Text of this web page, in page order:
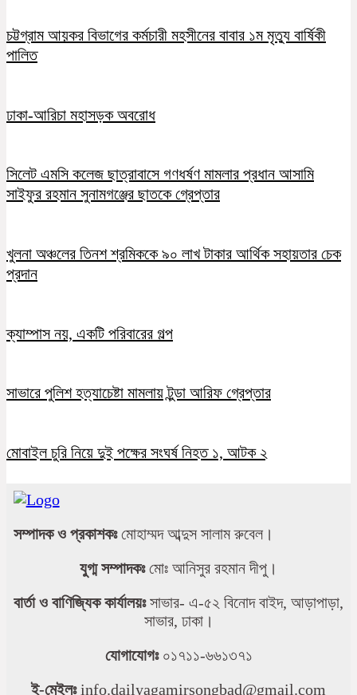
চট্টগ্রাম আয়কর বিভাগের কর্মচারী মহসীনের বাবার ১ম মৃত্যু বার্ষিকী
পালিত
ঢাকা-আরিচা মহাসড়ক অবরোধ
সিলেট এমসি কলেজ ছাত্রাবাসে গণধর্ষণ মামলার প্রধান আসামি
সাইফুর রহমান সুনামগঞ্জের ছাতকে গ্রেপ্তার
খুলনা অঞ্চলের তিনশ শ্রমিককে ৯০ লাখ টাকার আর্থিক সহায়তার চেক
প্রদান
ক্যাম্পাস নয়, একটি পরিবারের গল্প
সাভারে পুলিশ হত্যাচেষ্টা মামলায় টুন্ডা আরিফ গ্রেপ্তার
মোবাইল চুরি নিয়ে দুই পক্ষের সংঘর্ষ নিহত ১, আটক ২
সম্পাদক ও প্রকাশকঃমোহাম্মদ আব্দুস সালাম রুবেল।
যুগ্ম সম্পাদকঃমোঃ আনিসুর রহমান দীপু।
বার্তা ও বাণিজ্যিক কার্যালয়ঃসাভার- এ-৫২ বিনোদ বাইদ, আড়াপাড়া,
সাভার, ঢাকা।
যোগাযোগঃ০১৭১১-৬৬১৩৭১
ই-মেইলঃinfo.dailyagamirsongbad@gmail.com